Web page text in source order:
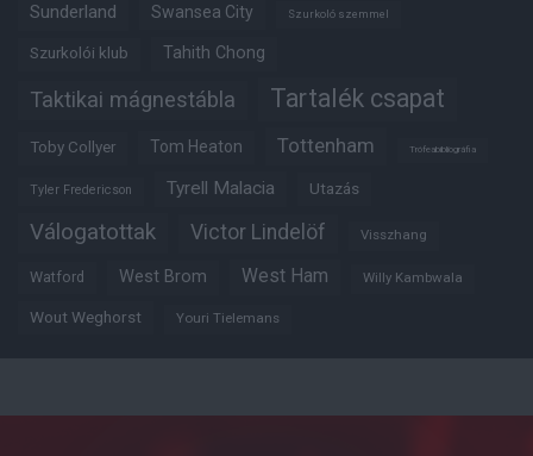
Sunderland Swansea City Szurkoló szemmel
Szurkolói klub Tahith Chong
Taktikai mágnestábla Tartalék csapat
Toby Collyer Tom Heaton Tottenham Trófeabibliográfia
Tyler Fredericson Tyrell Malacia Utazás
Válogatottak Victor Lindelöf Visszhang
Watford West Brom West Ham Willy Kambwala
Wout Weghorst Youri Tielemans